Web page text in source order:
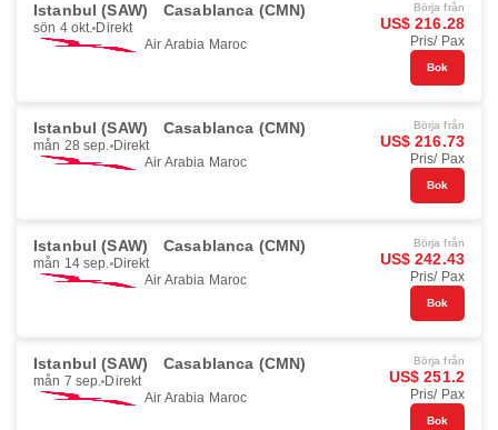
Istanbul (SAW) Casablanca (CMN)
sön 4 okt. Direkt
Air Arabia Maroc
Börja från
US$ 216.28
Pris/ Pax
Bok
Istanbul (SAW) Casablanca (CMN)
mån 28 sep. Direkt
Air Arabia Maroc
Börja från
US$ 216.73
Pris/ Pax
Bok
Istanbul (SAW) Casablanca (CMN)
mån 14 sep. Direkt
Air Arabia Maroc
Börja från
US$ 242.43
Pris/ Pax
Bok
Istanbul (SAW) Casablanca (CMN)
mån 7 sep. Direkt
Air Arabia Maroc
Börja från
US$ 251.2
Pris/ Pax
Bok